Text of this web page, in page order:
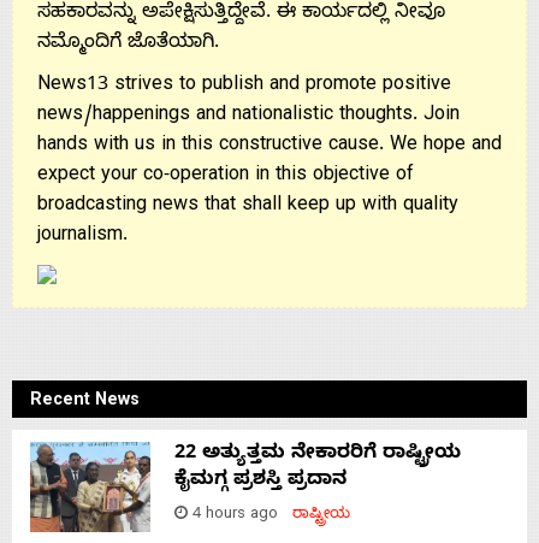
ಸಹಕಾರವನ್ನು ಅಪೇಕ್ಷಿಸುತ್ತಿದ್ದೇವೆ. ಈ ಕಾರ್ಯದಲ್ಲಿ ನೀವೂ
ನಮ್ಮೊಂದಿಗೆ ಜೊತೆಯಾಗಿ.
News13 strives to publish and promote positive
news/happenings and nationalistic thoughts. Join
hands with us in this constructive cause. We hope and
expect your co-operation in this objective of
broadcasting news that shall keep up with quality
journalism.
Recent News
22 ಅತ್ಯುತ್ತಮ ನೇಕಾರರಿಗೆ ರಾಷ್ಟ್ರೀಯ
ಕೈಮಗ್ಗ ಪ್ರಶಸ್ತಿ ಪ್ರದಾನ
4 hours ago ರಾಷ್ಟ್ರೀಯ